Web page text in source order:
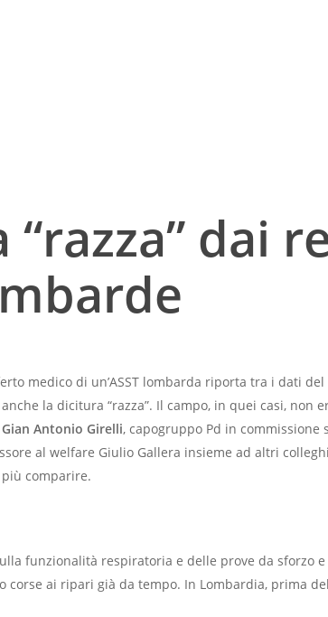
“razza” dai
medico di un’ASST lombarda riporta tra i dati
la dicitura “razza”. Il campo, in quei casi,
Gian Antonio Girelli, capogruppo Pd in commissione
al welfare Giulio Gallera insieme ad altri
più comparire.
funzionalità respiratoria e delle prove da sforzo
corse ai ripari già da tempo. In Lombardia, prima